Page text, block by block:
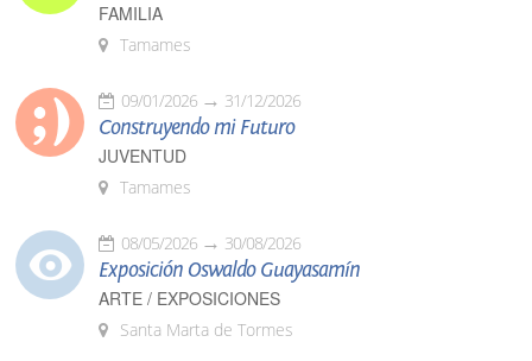
FAMILIA
Tamames
09/01/2026 31/12/2026
Construyendo mi Futuro
JUVENTUD
Tamames
08/05/2026 30/08/2026
Exposición Oswaldo Guayasamín
ARTE / EXPOSICIONES
Santa Marta de Tormes